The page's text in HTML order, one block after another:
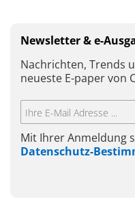
Newsletter & e-
Nachrichten, Trends
neueste E-paper von
Mit Ihrer Anmeldung
Datenschutz-